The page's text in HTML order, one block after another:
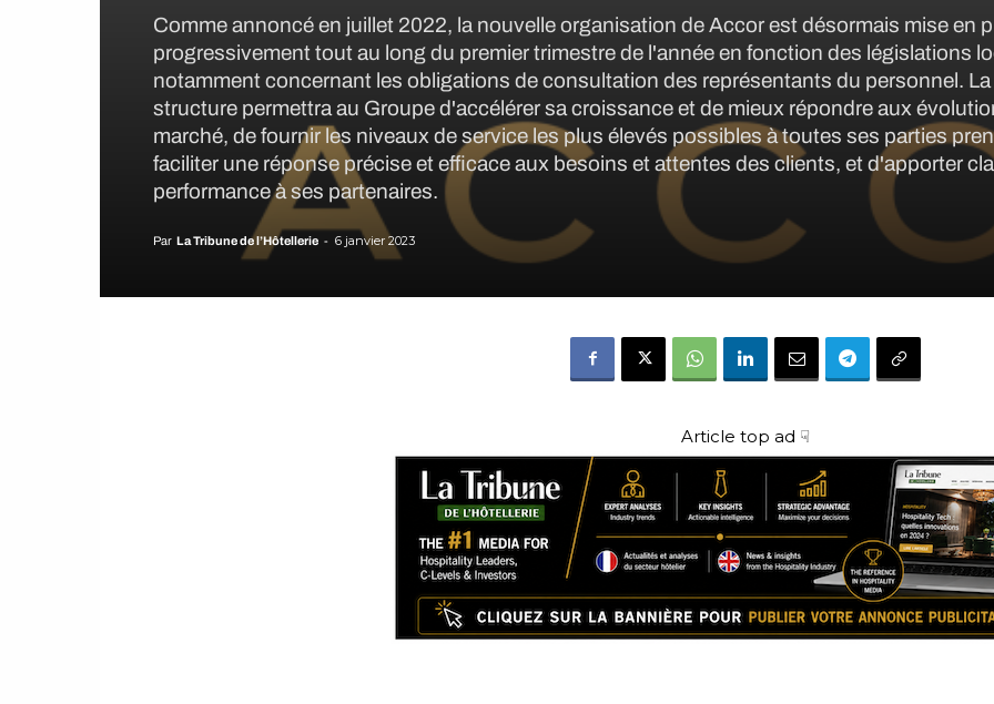
Comme annoncé en juillet 2022, la nouvelle organisation de Accor est désormais mise en
progressivement tout au long du premier trimestre de l'année en fonction des législations
notamment concernant les obligations de consultation des représentants du personnel.
structure permettra au Groupe d'accélérer sa croissance et de mieux répondre aux
marché, de fournir les niveaux de service les plus élevés possibles à toutes ses parties
faciliter une réponse précise et efficace aux besoins et attentes des clients, et d'apporter
performance à ses partenaires.
Par La Tribune de l’Hôtellerie - 6 janvier 2023
Article top ad ☟